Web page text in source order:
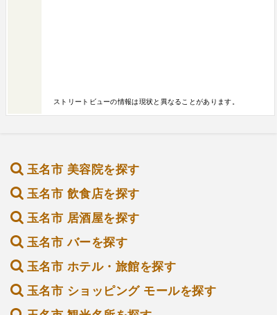
ストリートビューの情報は現状と異なることがあります。
玉名市 美容院を探す
玉名市 飲食店を探す
玉名市 居酒屋を探す
玉名市 バーを探す
玉名市 ホテル・旅館を探す
玉名市 ショッピング モールを探す